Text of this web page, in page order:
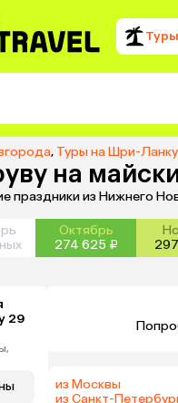
Туры
, Туры на Шри-
на
праздники из Нижнего
Октябрь
274 625 ₽
29
из Москвы
из Санкт-